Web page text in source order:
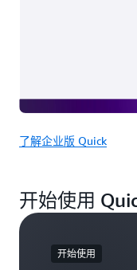
了解企业版 Quick
开始使用
开始使用